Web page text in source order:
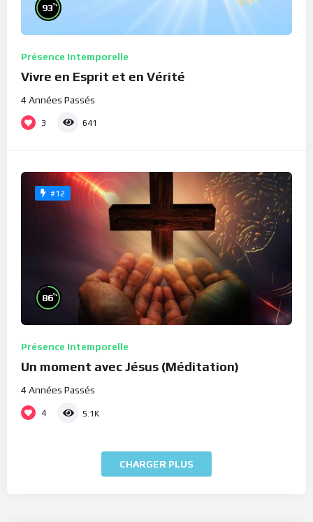
93%
Présence Intemporelle
Vivre en Esprit et en Vérité
4 Années Passés
3 641
#12
86%
Présence Intemporelle
Un moment avec Jésus (Méditation)
4 Années Passés
4 5.1K
CHARGER PLUS